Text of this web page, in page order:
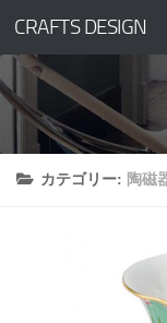
コンテンツへスキ
CRAFTS DESIGN
カテゴリー: 陶磁